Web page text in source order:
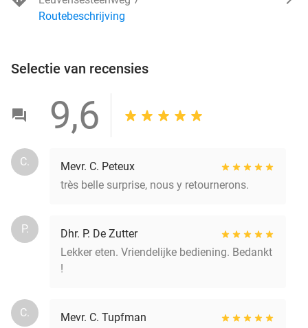
Routebeschrijving
Selectie van recensies
9,6
C.
Mevr. C. Peteux
très belle surprise, nous y retournerons.
P.
Dhr. P. De Zutter
Lekker eten. Vriendelijke bediening. Bedankt
!
C.
Mevr. C. Tupfman